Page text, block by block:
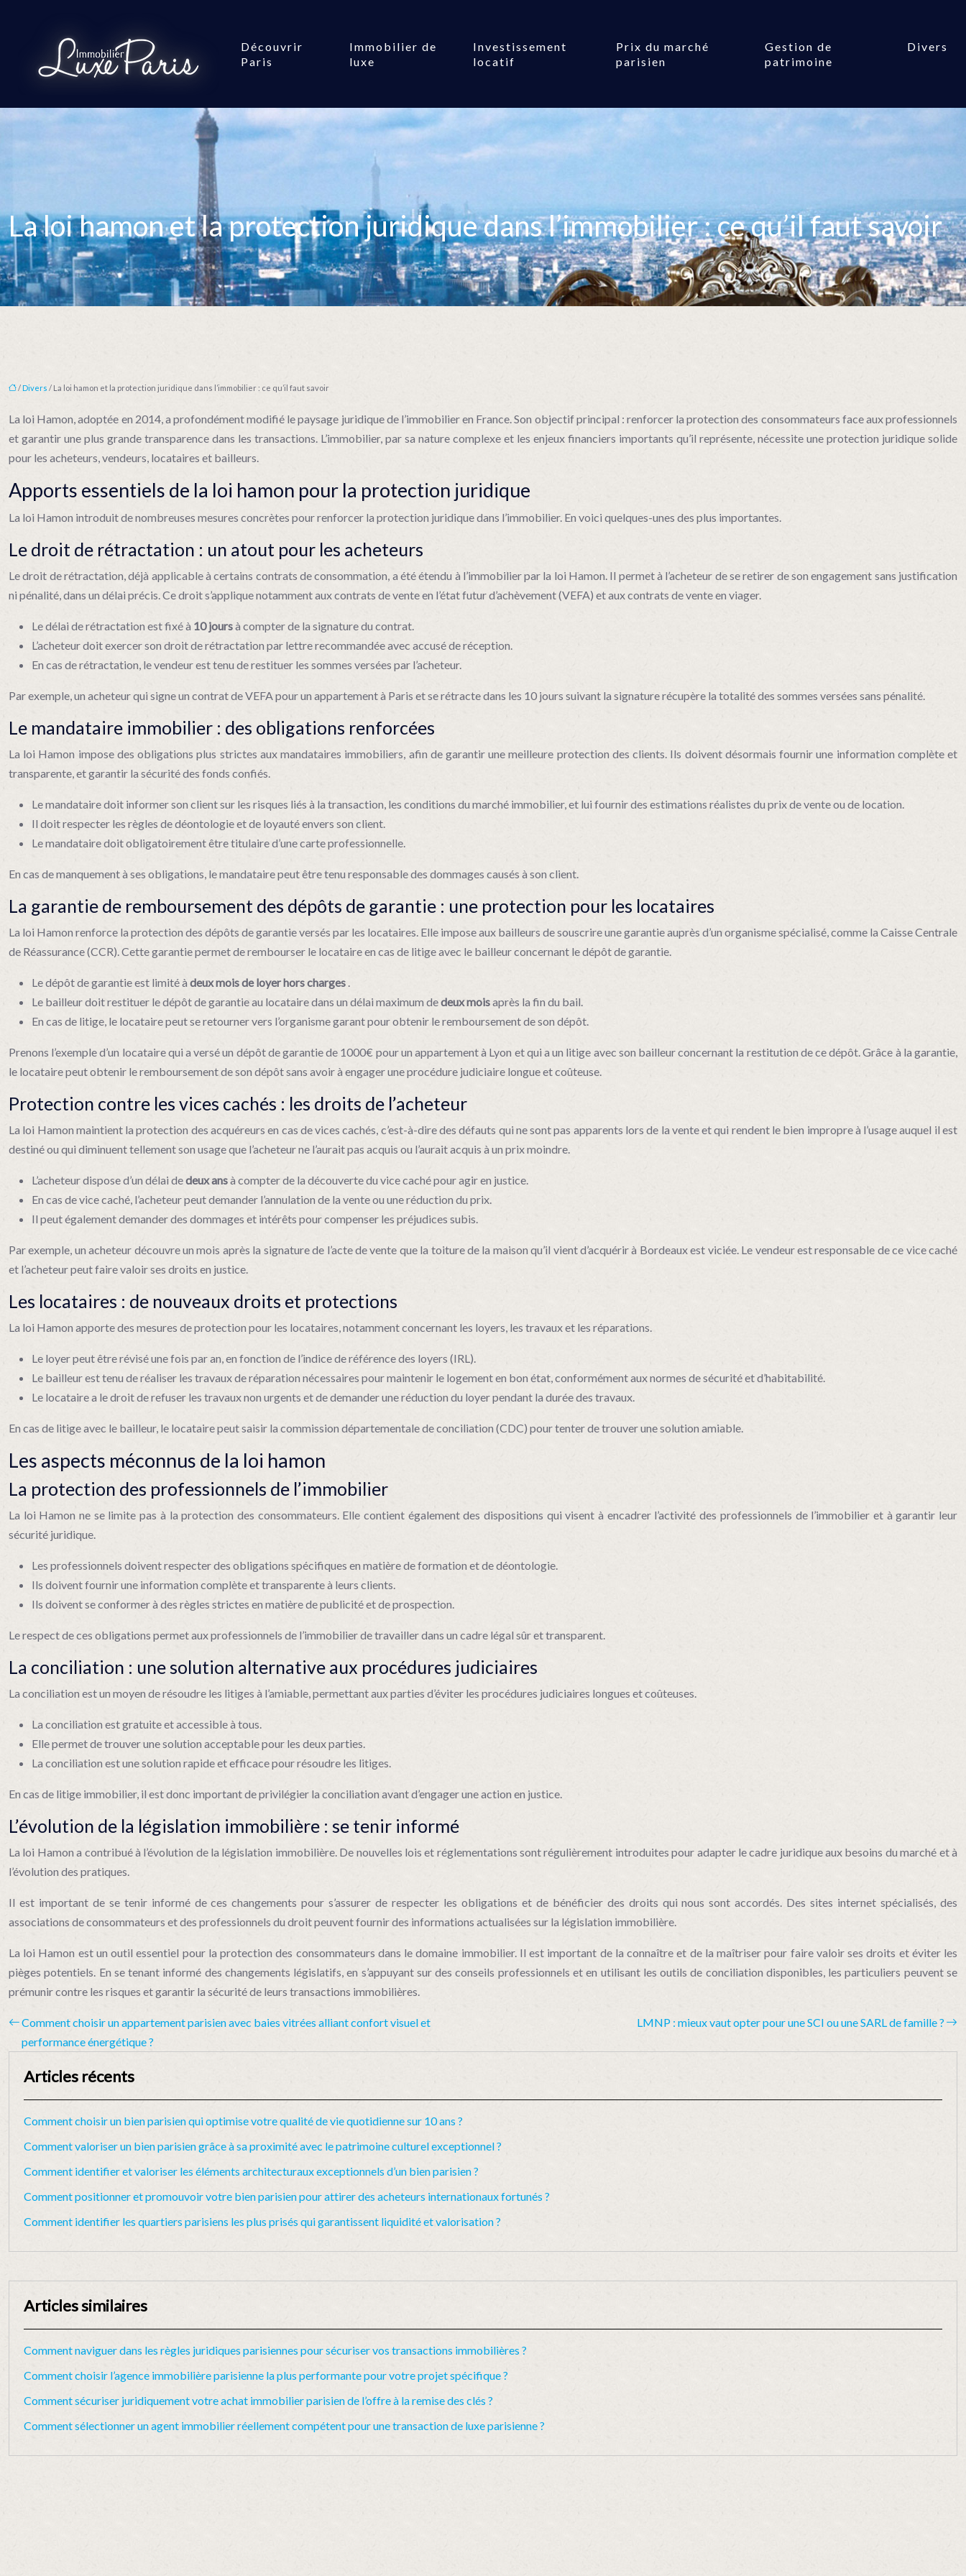
Découvrir
Paris
Immobilier de
luxe
Investissement
locatif
Prix du marché
parisien
Gestion de
patrimoine
Divers
La loi hamon et la protection juridique dans l’immobilier : ce qu’il faut savoir
/Divers / La loi hamon et la protection juridique dans l’immobilier : ce qu’il faut savoir
La loi Hamon, adoptée en 2014, a profondément modifié le paysage juridique de l’immobilier en France. Son objectif principal : renforcer la protection des consommateurs face aux professionnels
et garantir une plus grande transparence dans les transactions. L’immobilier, par sa nature complexe et les enjeux financiers importants qu’il représente, nécessite une protection juridique solide
pour les acheteurs, vendeurs, locataires et bailleurs.
Apports essentiels de la loi hamon pour la protection juridique
La loi Hamon introduit de nombreuses mesures concrètes pour renforcer la protection juridique dans l’immobilier. En voici quelques-unes des plus importantes.
Le droit de rétractation : un atout pour les acheteurs
Le droit de rétractation, déjà applicable à certains contrats de consommation, a été étendu à l’immobilier par la loi Hamon. Il permet à l’acheteur de se retirer de son engagement sans justification
ni pénalité, dans un délai précis. Ce droit s’applique notamment aux contrats de vente en l’état futur d’achèvement (VEFA) et aux contrats de vente en viager.
Le délai de rétractation est fixé à 10 joursà compter de la signature du contrat.
L’acheteur doit exercer son droit de rétractation par lettre recommandée avec accusé de réception.
En cas de rétractation, le vendeur est tenu de restituer les sommes versées par l’acheteur.
Par exemple, un acheteur qui signe un contrat de VEFA pour un appartement à Paris et se rétracte dans les 10 jours suivant la signature récupère la totalité des sommes versées sans pénalité.
Le mandataire immobilier : des obligations renforcées
La loi Hamon impose des obligations plus strictes aux mandataires immobiliers, afin de garantir une meilleure protection des clients. Ils doivent désormais fournir une information complète et
transparente, et garantir la sécurité des fonds confiés.
Le mandataire doit informer son client sur les risques liés à la transaction, les conditions du marché immobilier, et lui fournir des estimations réalistes du prix de vente ou de location.
Il doit respecter les règles de déontologie et de loyauté envers son client.
Le mandataire doit obligatoirement être titulaire d’une carte professionnelle.
En cas de manquement à ses obligations, le mandataire peut être tenu responsable des dommages causés à son client.
La garantie de remboursement des dépôts de garantie : une protection pour les locataires
La loi Hamon renforce la protection des dépôts de garantie versés par les locataires. Elle impose aux bailleurs de souscrire une garantie auprès d’un organisme spécialisé, comme la Caisse Centrale
de Réassurance (CCR). Cette garantie permet de rembourser le locataire en cas de litige avec le bailleur concernant le dépôt de garantie.
Le dépôt de garantie est limité à deux mois de loyer hors charges .
Le bailleur doit restituer le dépôt de garantie au locataire dans un délai maximum dedeux moisaprès la fin du bail.
En cas de litige, le locataire peut se retourner vers l’organisme garant pour obtenir le remboursement de son dépôt.
Prenons l’exemple d’un locataire qui a versé un dépôt de garantie de 1000€ pour un appartement à Lyon et qui a un litige avec son bailleur concernant la restitution de ce dépôt. Grâce à la garantie,
le locataire peut obtenir le remboursement de son dépôt sans avoir à engager une procédure judiciaire longue et coûteuse.
Protection contre les vices cachés : les droits de l’acheteur
La loi Hamon maintient la protection des acquéreurs en cas de vices cachés, c’est-à-dire des défauts qui ne sont pas apparents lors de la vente et qui rendent le bien impropre à l’usage auquel il est
destiné ou qui diminuent tellement son usage que l’acheteur ne l’aurait pas acquis ou l’aurait acquis à un prix moindre.
L’acheteur dispose d’un délai dedeux ansà compter de la découverte du vice caché pour agir en justice.
En cas de vice caché, l’acheteur peut demander l’annulation de la vente ou une réduction du prix.
Il peut également demander des dommages et intérêts pour compenser les préjudices subis.
Par exemple, un acheteur découvre un mois après la signature de l’acte de vente que la toiture de la maison qu’il vient d’acquérir à Bordeaux est viciée. Le vendeur est responsable de ce vice caché
et l’acheteur peut faire valoir ses droits en justice.
Les locataires : de nouveaux droits et protections
La loi Hamon apporte des mesures de protection pour les locataires, notamment concernant les loyers, les travaux et les réparations.
Le loyer peut être révisé une fois par an, en fonction de l’indice de référence des loyers (IRL).
Le bailleur est tenu de réaliser les travaux de réparation nécessaires pour maintenir le logement en bon état, conformément aux normes de sécurité et d’habitabilité.
Le locataire a le droit de refuser les travaux non urgents et de demander une réduction du loyer pendant la durée des travaux.
En cas de litige avec le bailleur, le locataire peut saisir la commission départementale de conciliation (CDC) pour tenter de trouver une solution amiable.
Les aspects méconnus de la loi hamon
La protection des professionnels de l’immobilier
La loi Hamon ne se limite pas à la protection des consommateurs. Elle contient également des dispositions qui visent à encadrer l’activité des professionnels de l’immobilier et à garantir leur
sécurité juridique.
Les professionnels doivent respecter des obligations spécifiques en matière de formation et de déontologie.
Ils doivent fournir une information complète et transparente à leurs clients.
Ils doivent se conformer à des règles strictes en matière de publicité et de prospection.
Le respect de ces obligations permet aux professionnels de l’immobilier de travailler dans un cadre légal sûr et transparent.
La conciliation : une solution alternative aux procédures judiciaires
La conciliation est un moyen de résoudre les litiges à l’amiable, permettant aux parties d’éviter les procédures judiciaires longues et coûteuses.
La conciliation est gratuite et accessible à tous.
Elle permet de trouver une solution acceptable pour les deux parties.
La conciliation est une solution rapide et efficace pour résoudre les litiges.
En cas de litige immobilier, il est donc important de privilégier la conciliation avant d’engager une action en justice.
L’évolution de la législation immobilière : se tenir informé
La loi Hamon a contribué à l’évolution de la législation immobilière. De nouvelles lois et réglementations sont régulièrement introduites pour adapter le cadre juridique aux besoins du marché et à
l’évolution des pratiques.
Il est important de se tenir informé de ces changements pour s’assurer de respecter les obligations et de bénéficier des droits qui nous sont accordés. Des sites internet spécialisés, des
associations de consommateurs et des professionnels du droit peuvent fournir des informations actualisées sur la législation immobilière.
La loi Hamon est un outil essentiel pour la protection des consommateurs dans le domaine immobilier. Il est important de la connaître et de la maîtriser pour faire valoir ses droits et éviter les
pièges potentiels. En se tenant informé des changements législatifs, en s’appuyant sur des conseils professionnels et en utilisant les outils de conciliation disponibles, les particuliers peuvent se
prémunir contre les risques et garantir la sécurité de leurs transactions immobilières.
Comment choisir un appartement parisien avec baies vitrées alliant confort visuel et
performance énergétique ?
LMNP : mieux vaut opter pour une SCI ou une SARL de famille ?
Articles récents
Comment choisir un bien parisien qui optimise votre qualité de vie quotidienne sur 10 ans ?
Comment valoriser un bien parisien grâce à sa proximité avec le patrimoine culturel exceptionnel ?
Comment identifier et valoriser les éléments architecturaux exceptionnels d’un bien parisien ?
Comment positionner et promouvoir votre bien parisien pour attirer des acheteurs internationaux fortunés ?
Comment identifier les quartiers parisiens les plus prisés qui garantissent liquidité et valorisation ?
Articles similaires
Comment naviguer dans les règles juridiques parisiennes pour sécuriser vos transactions immobilières ?
Comment choisir l’agence immobilière parisienne la plus performante pour votre projet spécifique ?
Comment sécuriser juridiquement votre achat immobilier parisien de l’offre à la remise des clés ?
Comment sélectionner un agent immobilier réellement compétent pour une transaction de luxe parisienne ?